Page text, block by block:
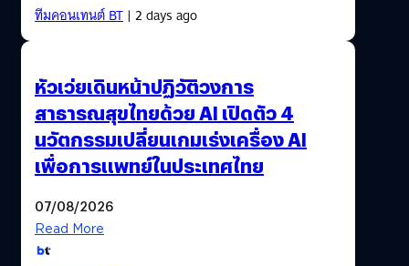
ทีมคอนเทนต์ BT| 2 days ago
หัวเว่ยเดินหน้าปฏิวัติวงการ
สาธารณสุขไทยด้วย AI เปิดตัว 4
นวัตกรรมเปลี่ยนเกมเร่งเครื่อง AI
เพื่อการแพทย์ในประเทศไทย
07/08/2026
Read More